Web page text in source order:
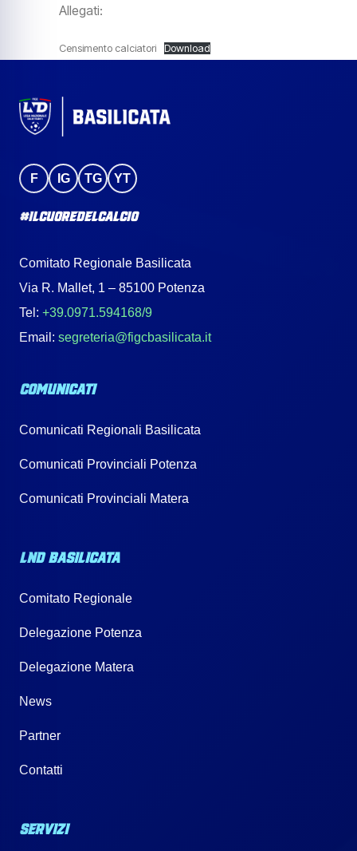
Allegati:
Censimento calciatori Download
F IG TG YT
#IlCuoreDelCalcio
Comitato Regionale Basilicata
Via R. Mallet, 1 – 85100 Potenza
Tel: +39.0971.594168/9
Email: segreteria@figcbasilicata.it
COMUNICATI
Comunicati Regionali Basilicata
Comunicati Provinciali Potenza
Comunicati Provinciali Matera
LND BASILICATA
Comitato Regionale
Delegazione Potenza
Delegazione Matera
News
Partner
Contatti
SERVIZI